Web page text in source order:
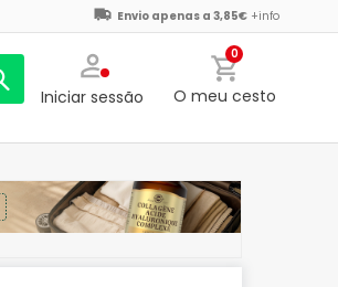
Envio apenas a 3,85€ +info
Iniciar sessão
0
O meu cesto